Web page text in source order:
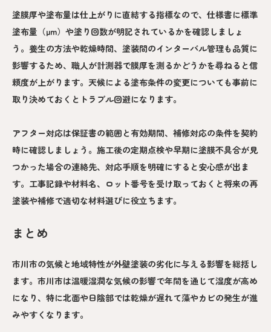
塗膜厚や塗布量は仕上がりに直結する指標なので、仕様書に標準
塗布量（μm）や塗り回数が明記されているかを確認しましょ
う。養生の方法や乾燥時間、塗装間のインターバル管理も品質に
影響するため、職人が計測器で膜厚を測るかどうかを尋ねると信
頼度が上がります。天候による塗布条件の変更についても事前に
取り決めておくとトラブル回避になります。
アフター対応は保証書の範囲と有効期間、補修対応の条件を契約
時に確認しましょう。施工後の定期点検や早期に塗膜不具合が見
つかった場合の連絡先、対応手順を明確にすると安心感が出ま
す。工事記録や材料名、ロット番号を受け取っておくと将来の再
塗装や補修で適切な材料選びに役立ちます。
まとめ
市川市の気候と地域特性が外壁塗装の劣化に与える影響を総括し
ます。市川市は温暖湿潤な気候の影響で年間を通じて湿度が高め
になり、特に北面や日陰部では乾燥が遅れて藻やカビの発生が進
みやすくなります。